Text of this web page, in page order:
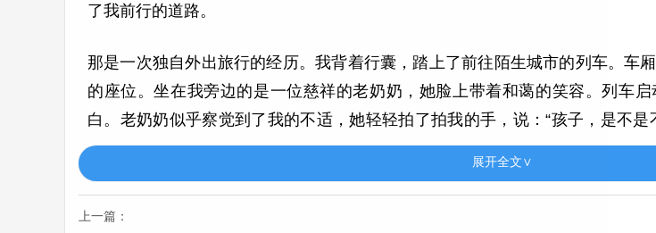
了我前行的道路。
那是一次独自外出旅行的经历。我背着行囊，踏上了前往陌生城市的列车。车
的座位。坐在我旁边的是一位慈祥的老奶奶，她脸上带着和蔼的笑容。列车
白。老奶奶似乎察觉到了我的不适，她轻轻拍了拍我的手，说：“孩子，是不
的包里拿出了一个小袋子，里面装着姜片，她递给我一片，说：“含着这个姜
里，一股辛辣而温暖的感觉在口中散开，我的不适也减轻了许多。在这个陌生
展开全文∨
上一篇：